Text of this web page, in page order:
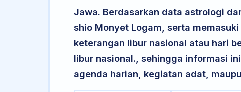
Jawa. Berdasarkan data astrologi
shio Monyet Logam, serta
keterangan libur nasional atau hari
libur nasional., sehingga informasi
agenda harian, kegiatan adat,